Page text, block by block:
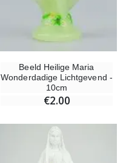
Beeld Heilige Maria
Wonderdadige Lichtgevend -
10cm
€2.00